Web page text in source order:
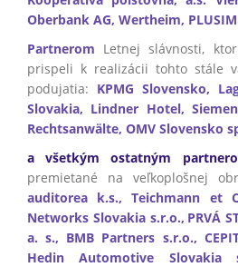
Oberbank AG, Wertheim, PLUSIM
Partnerom Letnej slávnosti,
prispeli k realizácii tohto stále
podujatia: KPMG Slovensko,
Slovakia, Lindner Hotel,
Rechtsanwälte, OMV Slovensko
a všetkým ostatným
premietané na veľkoplošnej
auditorea k.s., Teichmann et
Networks Slovakia s.r.o., PRVÁ
a. s., BMB Partners s.r.o.,
Hedin Automotive